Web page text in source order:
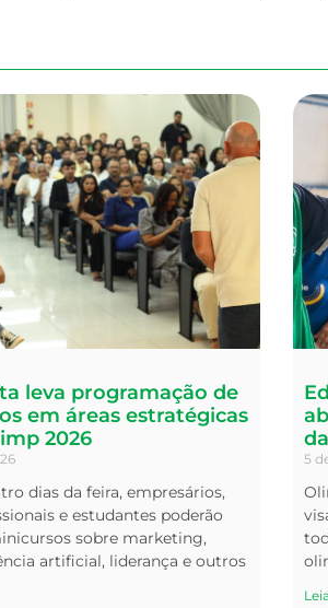
leva programação de
em áreas estratégicas
2026
dias da feira, empresários,
e estudantes poderão
sobre marketing,
artificial, liderança e outros
5